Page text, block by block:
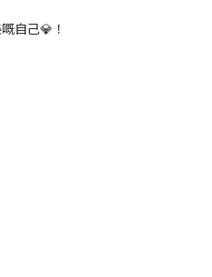
自己💎！